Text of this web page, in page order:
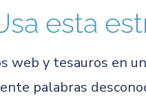
esta
web y tesauros en
palabras